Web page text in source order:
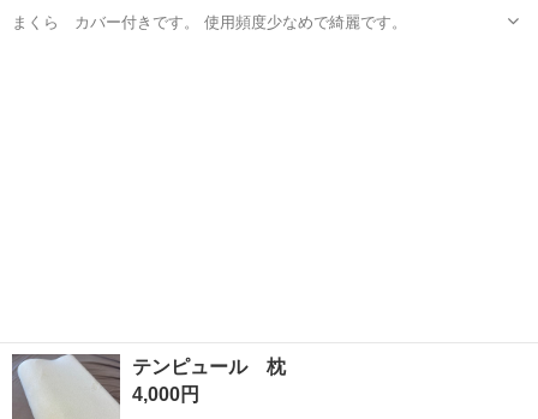
まくら カバー付きです。 使用頻度少なめで綺麗です。
テンピュール 枕
4,000円